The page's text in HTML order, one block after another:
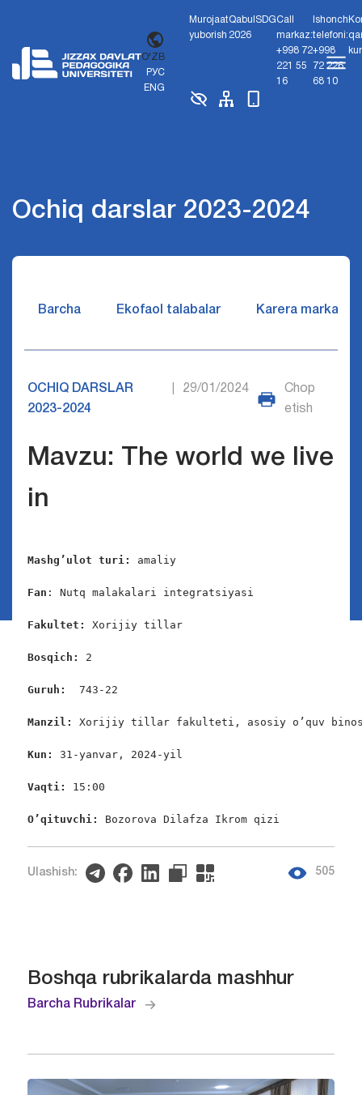
O'ZB
РУС
ENG
Murojaat
yuborish
Qabul
2026
SDGCall
markaz:
+998 72
221 55
16
Ishonch
telefoni:
+998
72 226
68 10
Ochiq darslar 2023-2024
Barcha Ekofaol talabalar Karera markazi
OCHIQ DARSLAR
2023-2024
29/01/2024
Chop
etish
Mavzu: The world we live
in
Mashg’ulot turi: amaliy
Fan : Nutq malakalari integratsiyasi
Fakultet: Xorijiy tillar
Bosqich: 2
Guruh: 743-22
Manzil: Xorijiy tillar fakulteti, asosiy o’quv
Kun: 31-yanvar, 2024-yil
Vaqti: 15:00
O’qituvchi: Bozorova Dilafza Ikrom qizi
Ulashish: 505
Boshqa rubrikalarda mashhur
Barcha Rubrikalar